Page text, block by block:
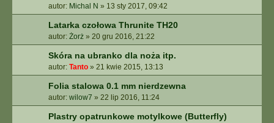
autor: Michal N » 13 sty 2017, 09:42
Latarka czołowa Thrunite TH20
autor: Żorż » 20 gru 2016, 21:22
Skóra na ubranko dla noża itp.
autor: Tanto » 21 kwie 2015, 13:13
Folia stalowa 0.1 mm nierdzewna
autor: wilow7 » 22 lip 2016, 11:24
Plastry opatrunkowe motylkowe (Butterfly)